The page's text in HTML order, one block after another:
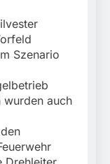
Aubing
ermittelt
Szenario
wurden auch